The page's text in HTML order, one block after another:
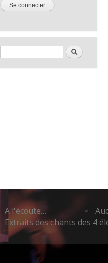
Formulaire de rechercheRechercher
A l'écoute…
Extraits des chants des 4